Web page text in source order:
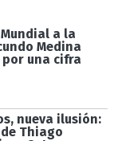
a la
Medina
por una cifra
nueva ilusión:
Thiago